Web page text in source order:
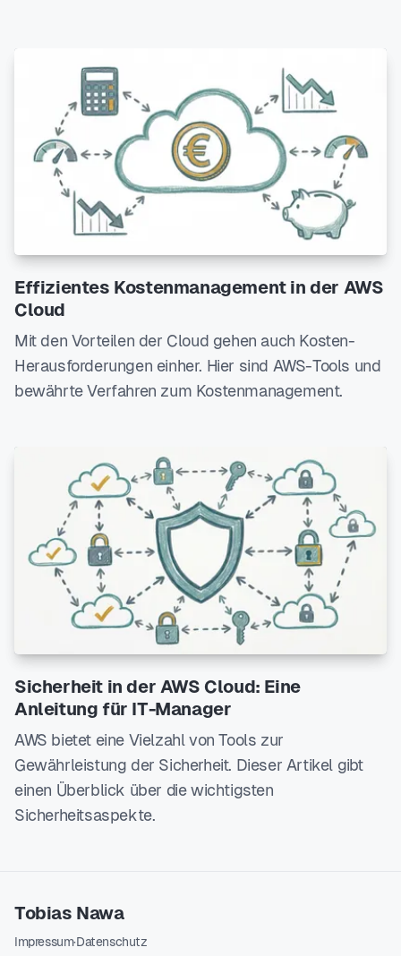
Effizientes Kostenmanagement in der AWS
Cloud
Mit den Vorteilen der Cloud gehen auch Kosten-
Herausforderungen einher. Hier sind AWS-Tools und
bewährte Verfahren zum Kostenmanagement.
Sicherheit in der AWS Cloud: Eine
Anleitung für IT-Manager
AWS bietet eine Vielzahl von Tools zur
Gewährleistung der Sicherheit. Dieser Artikel gibt
einen Überblick über die wichtigsten
Sicherheitsaspekte.
Tobias Nawa
Impressum·Datenschutz